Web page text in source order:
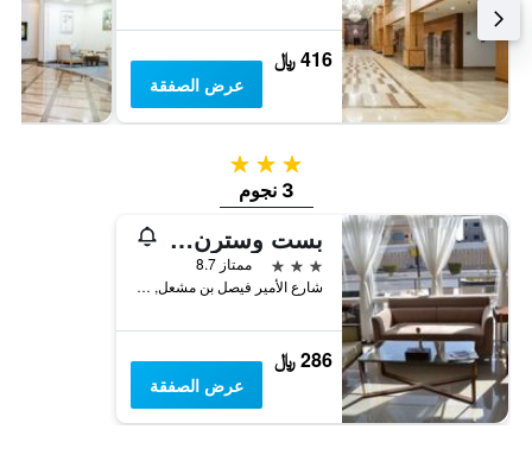
416 ﷼
عرض الصفقة
3 نجوم
3 نجوم
بست وسترن بلس بريدة
3 نجوم
ممتاز 8.7
شارع الأمير فيصل بن مشعل, حي المنتزة, بريدة, المملكة العربية السعودية
286 ﷼
عرض الصفقة